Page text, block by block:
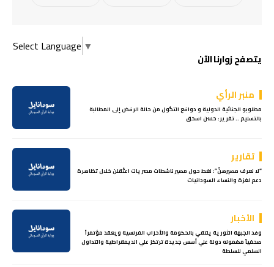
Select Language ▼
يتصفح زوارنا الآن
منبر الرأي
مطلوبو الجنائية الدولية و دوافع التحُّول من حالة الرفض إلى المطالبة
بالتسليم .. تقرير: حسن اسحق
تقارير
“لا نعرف مصيرهنّ”: لغط حول مصير ناشطات مصريات اعتُقلن خلال تظاهرة
دعم لغزة والنساء السودانيات
الأخبار
وفد الجبهة الثورية يلتقي بالحكومة والأحزاب الفرنسية ويعقد مؤتمراً
صحفياً مضمونه دولة علي أسس جديدة ترتكز علي الديمقراطية والتداول
السلمي للسلطة